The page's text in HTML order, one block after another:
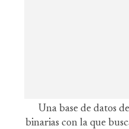
Una base de datos
binarias con la que